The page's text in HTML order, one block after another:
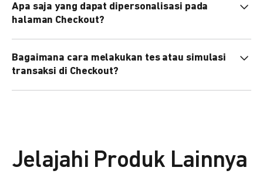
PHP, Node.js, Go, dll).
Apa saja yang dapat dipersonalisasi pada
halaman Checkout?
preferensi bahasa, dan urutan metode pembayaran sesuai
kebutuhan brand Anda.
Bagaimana cara melakukan tes atau simulasi
transaksi di Checkout?
Jelajahi Produk Lainnya